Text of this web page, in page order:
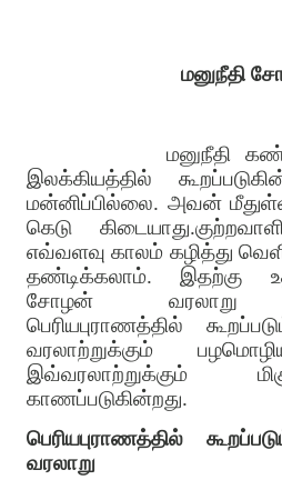
மனுநீதி
மனுநீதி
இலக்கியத்தில்
மன்னிப்பில்லை. அவன்
கெடு
எவ்வளவு காலம் கழித்து
தண்டிக்கலாம். இதற்கு
சோழன் வரலாறு
பெரியபுராணத்தில்
வரலாற்றுக்கும்
இவ்வரலாற்றுக்கும்
காணப்படுகின்றது.
பெரியபுராணத்தில்
வரலாறு